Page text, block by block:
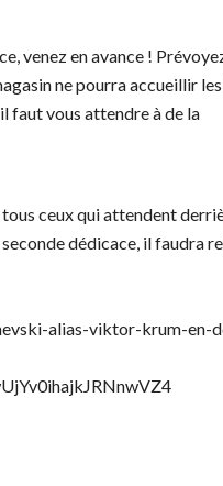
venez en avance !
ne pourra accueillir
faut vous attendre à de la
tous ceux qui attendent
dédicace, il faudra
alias-viktor-krum-en-